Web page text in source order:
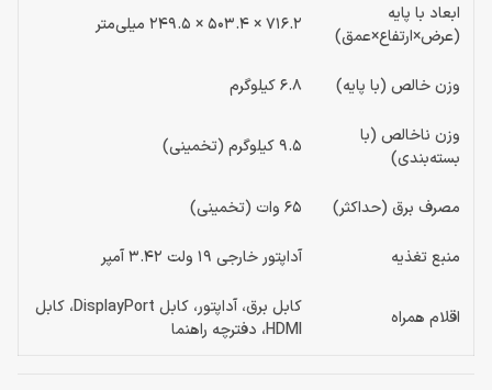
ابعاد با پایه
(عرض×ارتفاع×عمق)
716.2 × 503.4 × 249.5 میلی‌متر
وزن خالص (با پایه) 6.8 کیلوگرم
وزن ناخالص (با
بسته‌بندی)
9.5 کیلوگرم (تخمینی)
مصرف برق (حداکثر) 65 وات (تخمینی)
منبع تغذیه آداپتور خارجی 19 ولت 3.42 آمپر
اقلام همراه
کابل برق، آداپتور، کابل DisplayPort، کابل
HDMI، دفترچه راهنما